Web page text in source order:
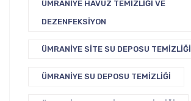
ÜMRANIYE HAVUZ TEMIZLIĞI VE
DEZENFEKSIYON
ÜMRANIYE SITE SU DEPOSU TEMIZLIĞI
ÜMRANIYE SU DEPOSU TEMIZLIĞI